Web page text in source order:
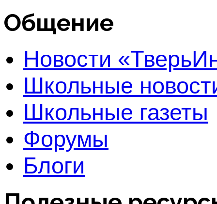
Общение
Новости
Школьные
Школьные газеты
Форумы
Блоги